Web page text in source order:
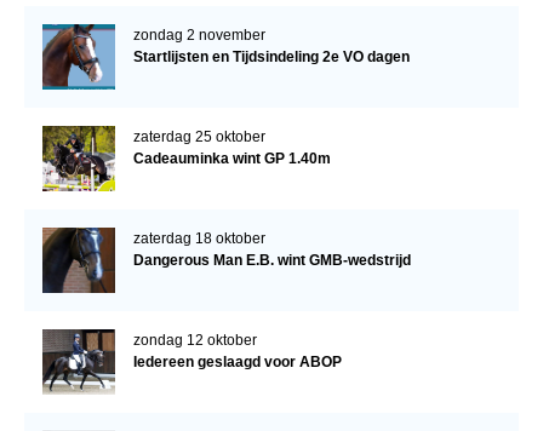
zondag 2 november
Startlijsten en Tijdsindeling 2e VO dagen
zaterdag 25 oktober
Cadeauminka wint GP 1.40m
zaterdag 18 oktober
Dangerous Man E.B. wint GMB-wedstrijd
zondag 12 oktober
Iedereen geslaagd voor ABOP